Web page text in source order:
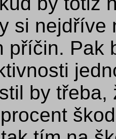
si nejdříve
příčin. Pak
by